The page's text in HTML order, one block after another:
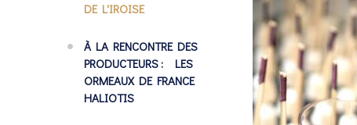
DE L'IROISE
À LA RENCONTRE DES
PRODUCTEURS : LES
ORMEAUX DE FRANCE
HALIOTIS